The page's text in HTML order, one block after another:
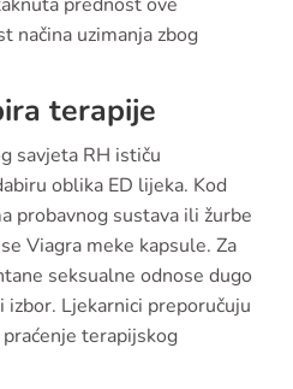
načina uzimanja zbog
terapije
savjeta RH ističu
oblika ED lijeka. Kod
probavnog sustava ili žurbe
Viagra meke kapsule. Za
seksualne odnose dugo
Ljekarnici preporučuju
terapijskog